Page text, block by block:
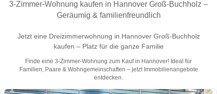
3-Zimmer-Wohnung kaufen in Hannover Groß-Buchholz –
Geräumig & familienfreundlich
Jetzt eine Dreizimmerwohnung in Hannover Groß-Buchholz
kaufen – Platz für die ganze Familie
Finde eine 3-Zimmer-Wohnung zum Kauf in Hannover! Ideal für
Familien, Paare & Wohngemeinschaften – jetzt Immobilienangebote
entdecken.